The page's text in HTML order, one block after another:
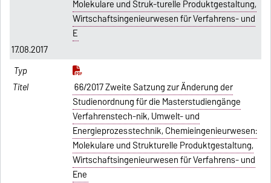
Molekulare und Struk-turelle Produktgestaltung,
Wirtschaftsingenieurwesen für Verfahrens- und
E
17.08.2017
66/2017 Zweite Satzung zur Änderung der
Studienordnung für die Masterstudiengänge
Verfahrenstech-nik, Umwelt- und
Energieprozesstechnik, Chemieingenieurwesen:
Molekulare und Strukturelle Produktgestaltung,
Wirtschaftsingenieurwesen für Verfahrens- und
Ene